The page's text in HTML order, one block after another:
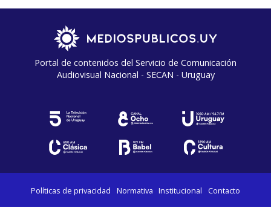
Portal de contenidos del Servicio de Comunicación
Audiovisual Nacional - SECAN - Uruguay
Políticas de privacidad Normativa Institucional Contacto